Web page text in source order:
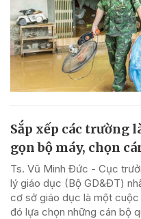
Sắp xếp các trường
gọn bộ máy, chọn
Ts. Vũ Minh Đức - Cục
lý giáo dục (Bộ GD&ĐT)
cơ sở giáo dục là một cuộc
đó lựa chọn những cán bộ